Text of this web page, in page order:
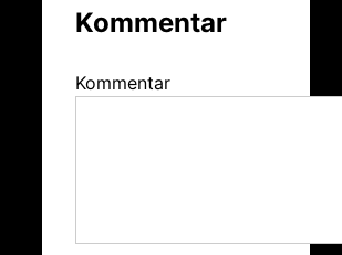
Kommentar
Kommentar